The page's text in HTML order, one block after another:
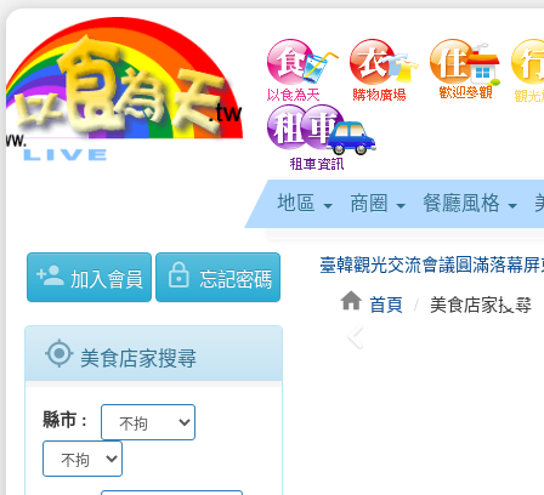
地區 商圈 餐廳風格
person_add 加入會員 lock_outline 忘記密碼
gps_fixed 美食店家搜尋
縣市
home 首頁 美食店家搜尋
keyboard_arrow_left